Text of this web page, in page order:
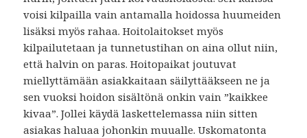
voisi kilpailla vain antamalla hoidossa huumeiden
lisäksi myös rahaa. Hoitolaitokset myös
kilpailutetaan ja tunnetustihan on aina ollut niin,
että halvin on paras. Hoitopaikat joutuvat
miellyttämään asiakkaitaan säilyttääkseen ne ja
sen vuoksi hoidon sisältönä onkin vain ”kaikkee
kivaa”. Jollei käydä laskettelemassa niin sitten
asiakas haluaa johonkin muualle. Uskomatonta